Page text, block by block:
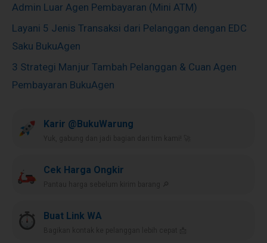
Admin Luar Agen Pembayaran (Mini ATM)
Layani 5 Jenis Transaksi dari Pelanggan dengan EDC
Saku BukuAgen
3 Strategi Manjur Tambah Pelanggan & Cuan Agen
Pembayaran BukuAgen
Karir @BukuWarung
Cek Harga Ongkir
Buat Link WA